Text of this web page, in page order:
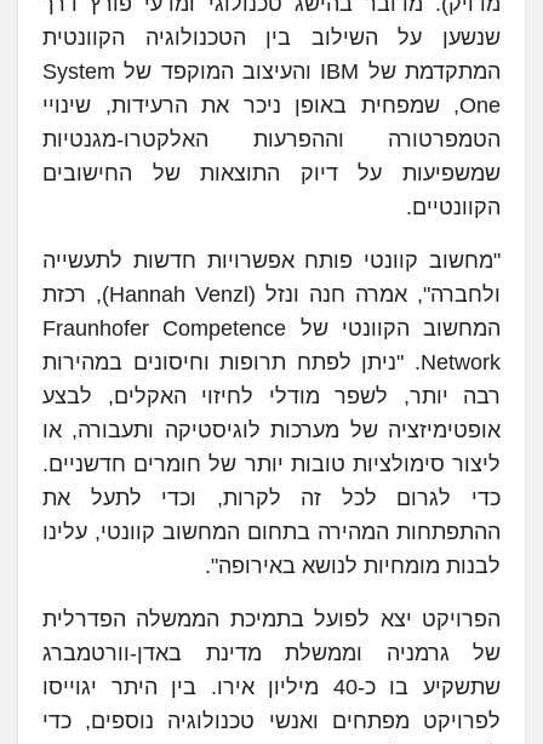
שנשען על השילוב בין הטכנולוגיה הקוונטית
המתקדמת של IBM והעיצוב המוקפד של System
One, שמפחית באופן ניכר את הרעידות, שינויי
הטמפרטורה וההפרעות האלקטרו-מגנטיות
שמשפיעות על דיוק התוצאות של החישובים
הקוונטיים.
"מחשוב קוונטי פותח אפשרויות חדשות לתעשייה
ולחברה", אמרה חנה ונזל (Hannah Venzl), רכזת
המחשוב הקוונטי של Fraunhofer Competence
Network. "ניתן לפתח תרופות וחיסונים במהירות
רבה יותר, לשפר מודלי לחיזוי האקלים, לבצע
אופטימיזציה של מערכות לוגיסטיקה ותעבורה, או
ליצור סימולציות טובות יותר של חומרים חדשניים.
כדי לגרום לכל זה לקרות, וכדי לתעל את
ההתפתחות המהירה בתחום המחשוב קוונטי, עלינו
לבנות מומחיות לנושא באירופה".
הפרויקט יצא לפועל בתמיכת הממשלה הפדרלית
של גרמניה וממשלת מדינת באדן-וורטמברג
שתשקיע בו כ-40 מיליון אירו. בין היתר יגוייסו
לפרויקט מפתחים ואנשי טכנולוגיה נוספים, כדי